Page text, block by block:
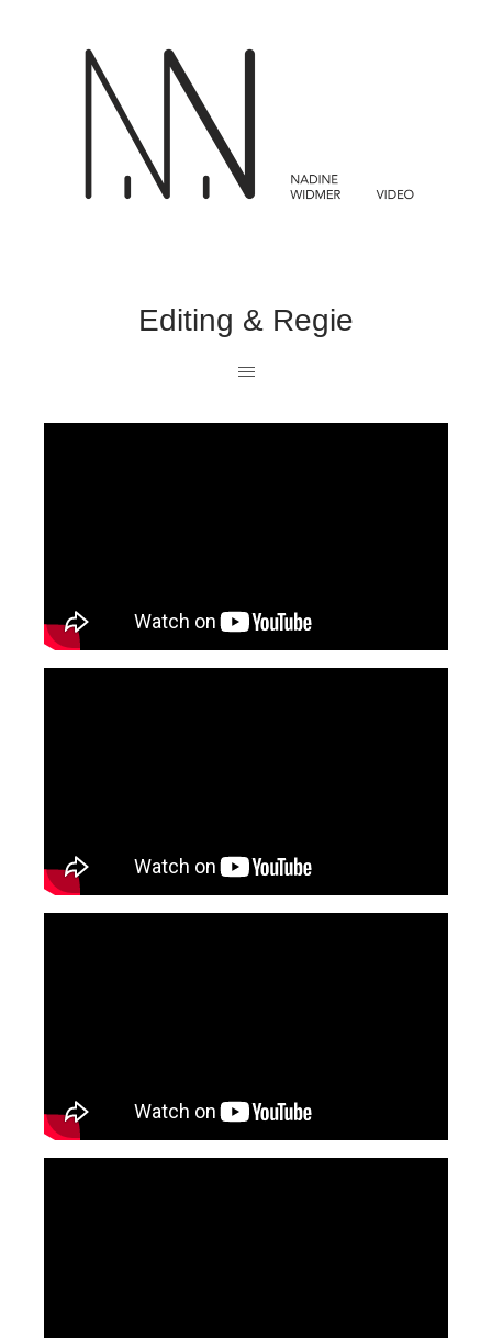
Editing & Regie